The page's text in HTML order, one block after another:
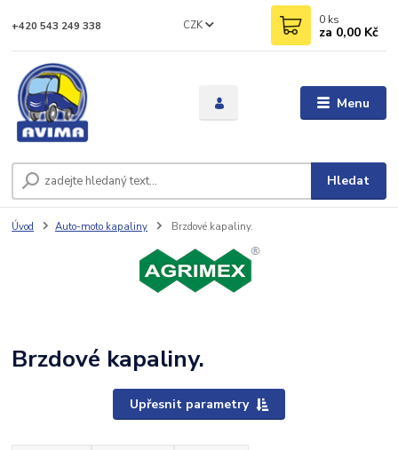
Menu
CZK
Hledat
+420 543 249 338 0 ks
za 0,00 Kč
Úvod Auto-moto kapaliny Brzdové kapaliny.
Brzdové kapaliny.
Upřesnit parametry